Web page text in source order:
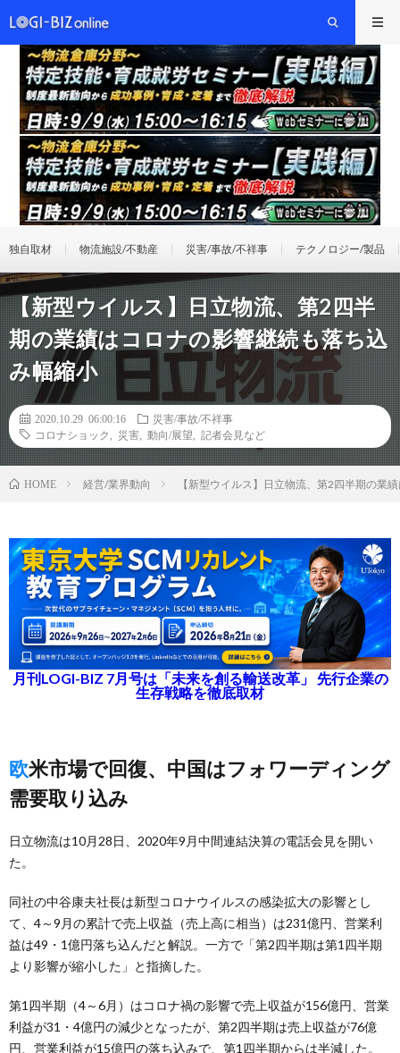
独自取材 物流施設/不動産 災害/事故/不祥事 テクノロジー/製品
【新型ウイルス】日立物流、第2四半
期の業績はコロナの影響継続も落ち込
み幅縮小
2020.10.29 06:00:16
災害/事故/不祥事
コロナショック
災害 動向/展望 記者会見など
HOME 経営/業界動向 【新型ウイルス】日立物流、第2四半期の業
月刊LOGI-BIZ 7月号は「未来を創る輸送改革」 先行企業の
生存戦略を徹底取材
欧米市場で回復、中国はフォワーディング
需要取り込み
日立物流は10月28日、2020年9月中間連結決算の電話会見を開い
た。
同社の中谷康夫社長は新型コロナウイルスの感染拡大の影響とし
て、4～9月の累計で売上収益（売上高に相当）は231億円、営業利
益は49・1億円落ち込んだと解説。一方で「第2四半期は第1四半期
より影響が縮小した」と指摘した。
第1四半期（4～6月）はコロナ禍の影響で売上収益が156億円、営業
利益が31・4億円の減少となったが、第2四半期は売上収益が76億
円、営業利益が15億円の落ち込みで、第1四半期からは半減した。